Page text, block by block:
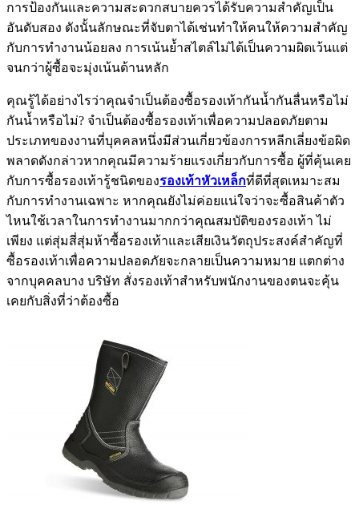
การป้องกันและความสะดวกสบายควรได้รับความสำคัญเป็น
อันดับสอง ดังนั้นลักษณะที่จับตาได้เช่นทำให้คนให้ความสำคัญ
กับการทำงานน้อยลง การเน้นย้ำสไตล์ไม่ได้เป็นความผิดเว้นแต่
จนกว่าผู้ซื้อจะมุ่งเน้นด้านหลัก
คุณรู้ได้อย่างไรว่าคุณจำเป็นต้องซื้อรองเท้ากันน้ำกันลื่นหรือไม่
กันน้ำหรือไม่? จำเป็นต้องซื้อรองเท้าเพื่อความปลอดภัยตาม
ประเภทของงานที่บุคคลหนึ่งมีส่วนเกี่ยวข้องการหลีกเลี่ยงข้อผิด
พลาดดังกล่าวหากคุณมีความร้ายแรงเกี่ยวกับการซื้อ ผู้ที่คุ้นเคย
กับการซื้อรองเท้ารู้ชนิดของรองเท้าหัวเหล็กที่ดีที่สุดเหมาะสม
กับการทำงานเฉพาะ หากคุณยังไม่ค่อยแน่ใจว่าจะซื้อสินค้าตัว
ไหนใช้เวลาในการทำงานมากกว่าคุณสมบัติของรองเท้า ไม่
เพียง แต่สุ่มสี่สุ่มห้าซื้อรองเท้าและเสียเงินวัตถุประสงค์สำคัญที่
ซื้อรองเท้าเพื่อความปลอดภัยจะกลายเป็นความหมาย แตกต่าง
จากบุคคลบาง บริษัท สั่งรองเท้าสำหรับพนักงานของตนจะคุ้น
เคยกับสิ่งที่ว่าต้องซื้อ